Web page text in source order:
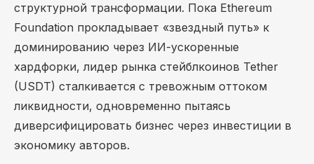
структурной трансформации. Пока Ethereum
Foundation прокладывает «звездный путь» к
доминированию через ИИ-ускоренные
хардфорки, лидер рынка стейблкоинов Tether
(USDT) сталкивается с тревожным оттоком
ликвидности, одновременно пытаясь
диверсифицировать бизнес через инвестиции в
экономику авторов.